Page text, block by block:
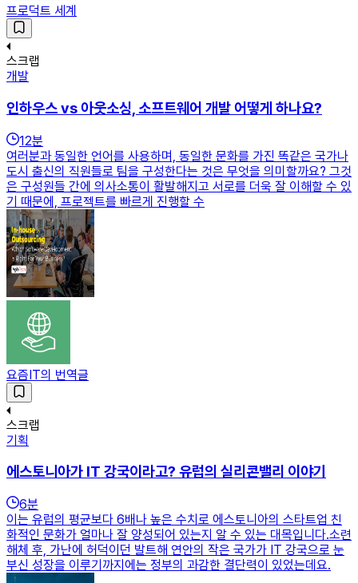
프로덕트 세계
스크랩
개발
인하우스 vs 아웃소싱, 소프트웨어 개발 어떻게 하나요?
12분
여러분과 동일한 언어를 사용하며, 동일한 문화를 가진 똑같은 국가나
도시 출신의 직원들로 팀을 구성한다는 것은 무엇을 의미할까요? 그것
은 구성원들 간에 의사소통이 활발해지고 서로를 더욱 잘 이해할 수 있
기 때문에, 프로젝트를 빠르게 진행할 수
요즘IT의 번역글
스크랩
기획
에스토니아가 IT 강국이라고? 유럽의 실리콘밸리 이야기
6분
이는 유럽의 평균보다 6배나 높은 수치로 에스토니아의 스타트업 친
화적인 문화가 얼마나 잘 양성되어 있는지 알 수 있는 대목입니다.​소련
해체 후, 가난에 허덕이던 발트해 연안의 작은 국가가 IT 강국으로 눈
부신 성장을 이루기까지에는 정부의 과감한 결단력이 있었는데요.